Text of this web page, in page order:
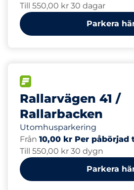
Till 550,00 kr 30 dagar
Parkera
Rallarvägen 41 /
Rallarbacken
Utomhusparkering
Från 10,00 kr Per påbörjad
Till 550,00 kr 30 dygn
Parkera